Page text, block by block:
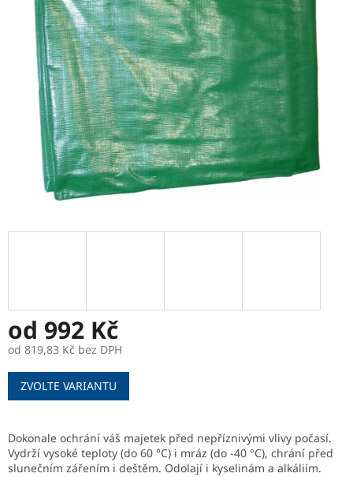
hvězdiček.
od 992 Kč
od 819,83 Kč bez DPH
Měrná
cena:
ZVOLTE VARIANTU
Dokonale ochrání váš majetek před nepříznivými vlivy počasí.
Vydrží vysoké teploty (do 60 °C) i mráz (do -40 °C), chrání před
slunečním zářením i deštěm. Odolají i kyselinám a alkáliím.